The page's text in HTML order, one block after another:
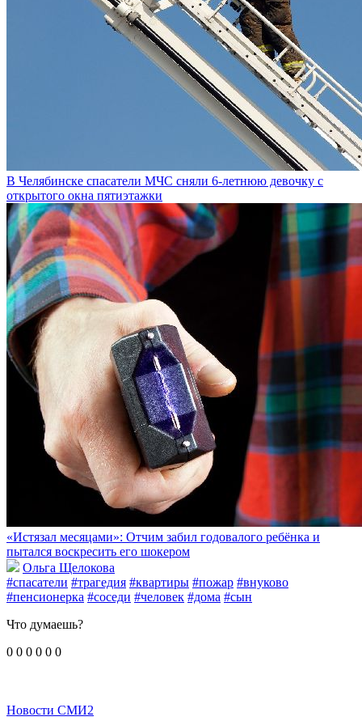
В Челябинске спасатели МЧС сняли 6-летнюю девочку с
открытого окна пятиэтажки
«Истязал месяцами»: Отчим забил годовалого ребёнка и
пытался воскресить его шокером
Ольга Щелокова
#спасатели #трагедия #квартиры #пожар #внуково
#пенсионерка #соседи #человек #дома #сын
Что думаешь?
0 0 0 0 0 0
Новости СМИ2